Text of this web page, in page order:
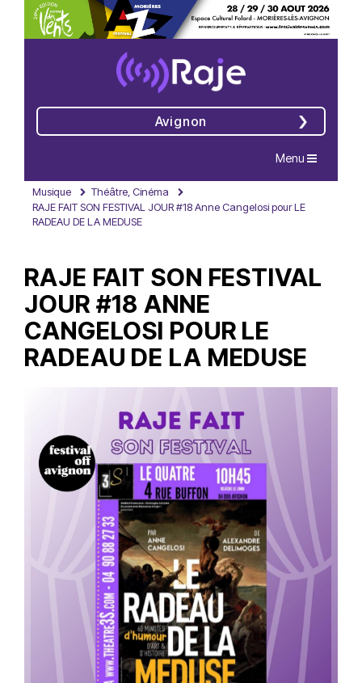
Avignon
Navigation
Menu
Musique
Théâtre, Cinéma
RAJE FAIT SON FESTIVAL JOUR #18 Anne Cangelosi pour LE
RADEAU DE LA MEDUSE
RAJE FAIT SON FESTIVAL
JOUR #18 ANNE
CANGELOSI POUR LE
RADEAU DE LA MEDUSE